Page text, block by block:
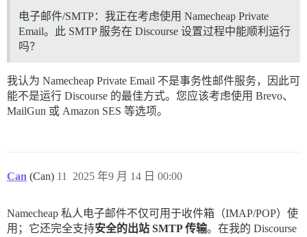
电子邮件/SMTP：我正在考虑使用 Namecheap Private
Email。此 SMTP 服务在 Discourse 设置过程中能顺利运行
吗？
我认为 Namecheap Private Email 不是事务性邮件服务，因此可
能不是运行 Discourse 的最佳方式。您应该考虑使用 Brevo、
MailGun 或 Amazon SES 等选项。
Can (Can) 2025 年9 月 14 日 00:00
11
Namecheap 私人电子邮件不仅可用于收件箱（IMAP/POP）使
用；它还完全支持安全的出站 SMTP 传输。在我的 Discourse